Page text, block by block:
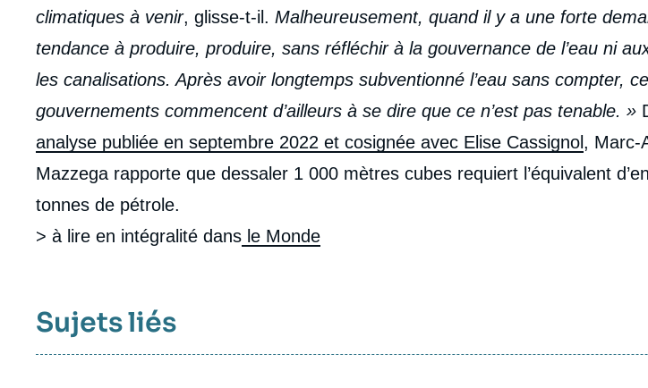
climatiques à venir, glisse-t-il. Malheureusement, quand il y a une forte
tendance à produire, produire, sans réfléchir à la gouvernance de l’eau ni
les canalisations. Après avoir longtemps subventionné l’eau sans compter,
gouvernements commencent d’ailleurs à se dire que ce n’est pas tenable. »
analyse publiée en septembre 2022 et cosignée avec Elise Cassignol, Marc-
Mazzega rapporte que dessaler 1 000 mètres cubes requiert l’équivalent
tonnes de pétrole.
> à lire en intégralité dans le Monde
Sujets liés